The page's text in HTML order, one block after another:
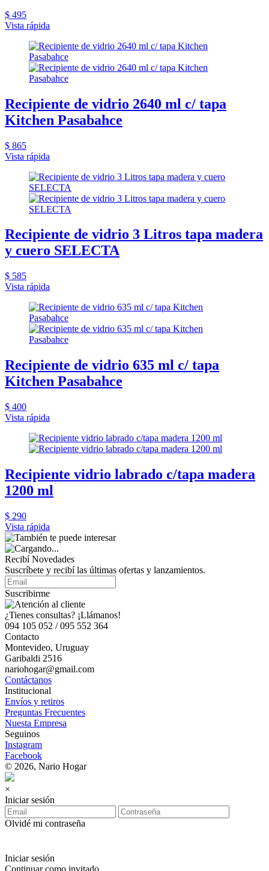
$ 495
Vista rápida
Recipiente de vidrio 2640 ml c/ tapa
Kitchen Pasabahce
$ 865
Vista rápida
Recipiente de vidrio 3 Litros tapa madera
y cuero SELECTA
$ 585
Vista rápida
Recipiente de vidrio 635 ml c/ tapa
Kitchen Pasabahce
$ 400
Vista rápida
Recipiente vidrio labrado c/tapa madera
1200 ml
$ 290
Vista rápida
Recibí Novedades
Suscríbete y recibí las últimas ofertas y lanzamientos.
Suscribirme
¿Tienes consultas? ¡Llámanos!
094 105 052 / 095 552 364
Contacto
Montevideo, Uruguay
Garibaldi 2516
nariohogar@gmail.com
Contáctanos
Institucional
Envíos y retiros
Preguntas Frecuentes
Nuesta Empresa
Seguinos
Instagram
Facebook
© 2026, Nario Hogar
×
Iniciar sesión
Olvidé mi contraseña
Iniciar sesión
Continuar como invitado